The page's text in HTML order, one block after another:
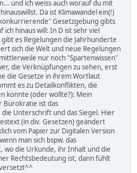
und ich weiss auch worauf du mit
Da ist Klimawandel ein(!)
Gesetzgebung gibts
ich hinaus will: In D ist sehr viel
es Regelungen die Jahrhunderte
sich die Welt und neue Regelungen
nur noch "Spartenwissen"
die Verknüpfungen zu sehen, erst
die Gesetze in ihrem Wortlaut
es zu Detailkonflikten, die
konnte (oder wollte?): Mein
Bürokratie ist das
Unterschrift und das Siegel. Hier
(in div. Gesetzen) geändert
vom Papier zur Digitalen Version
man sich bspw. das
wo die Urkunde, ihr Inhalt und die
Rechtsbedeutung ist, dann fühlt